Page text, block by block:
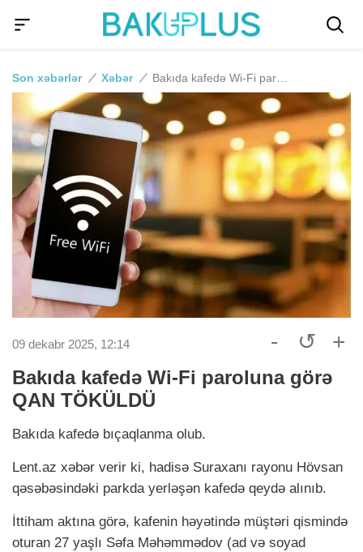
Son xəbərlər Xəbər
09 dekabr 2025, 12:14 - ↺ +
Bakıda kafedə Wi-Fi paroluna görə
QAN TÖKÜLDÜ
Bakıda kafedə bıçaqlanma olub.
Lent.az xəbər verir ki, hadisə Suraxanı rayonu Hövsan
qəsəbəsindəki parkda yerləşən kafedə qeydə alınıb.
İttiham aktına görə, kafenin həyətində müştəri qismində
oturan 27 yaşlı Səfa Məhəmmədov (ad və soyad